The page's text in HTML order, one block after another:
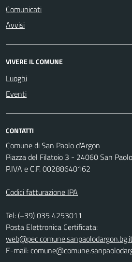
Comunicati
Avvisi
VIVERE IL COMUNE
Luoghi
Eventi
CONTATTI
Comune di San Paolo d'Argon
Piazza del Filatoio 3 - 24060 San
P.IVA e C.F. 00288640162
Codici fatturazione IPA
Tel:(+39) 035 4253011
Posta Elettronica Certificata:
E-mail: